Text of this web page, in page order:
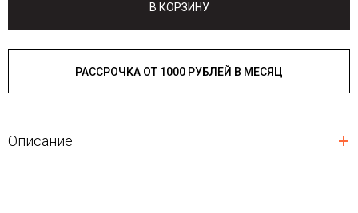
В КОРЗИНУ
РАССРОЧКА ОТ 1000 РУБЛЕЙ В МЕСЯЦ
Описание